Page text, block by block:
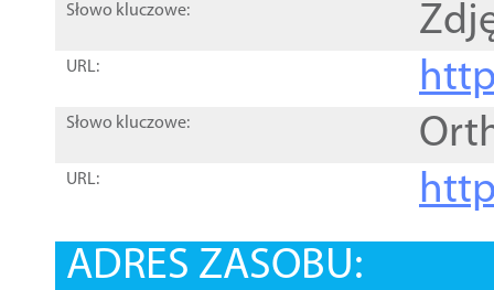
Słowo kluczowe:
URL:
Słowo kluczowe:
URL:
ADRES ZASOBU: